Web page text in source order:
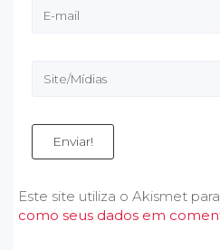
Enviar!
Este site utiliza o Akismet
como seus dados em